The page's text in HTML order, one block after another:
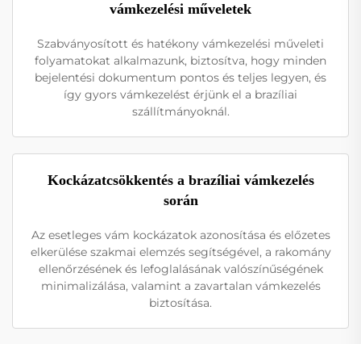
vámkezelési műveletek
Szabványosított és hatékony vámkezelési műveleti
folyamatokat alkalmazunk, biztosítva, hogy minden
bejelentési dokumentum pontos és teljes legyen, és
így gyors vámkezelést érjünk el a brazíliai
szállítmányoknál.
Kockázatcsökkentés a brazíliai vámkezelés
során
Az esetleges vám kockázatok azonosítása és előzetes
elkerülése szakmai elemzés segítségével, a rakomány
ellenőrzésének és lefoglalásának valószínűségének
minimalizálása, valamint a zavartalan vámkezelés
biztosítása.